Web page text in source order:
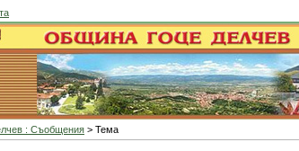
: Съобщения > Тема